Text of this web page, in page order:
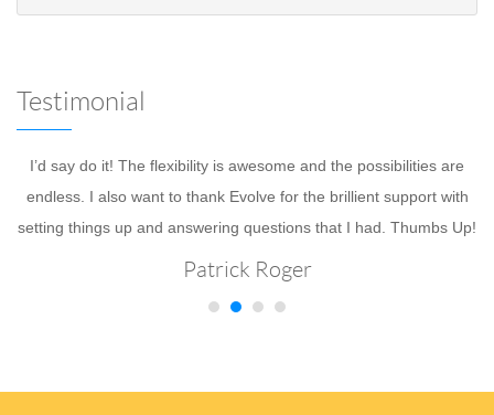
Testimonial
I’d say do it! The flexibility is awesome and the possibilities are
endless. I also want to thank Evolve for the brillient support with
setting things up and answering questions that I had. Thumbs Up!
Patrick Roger